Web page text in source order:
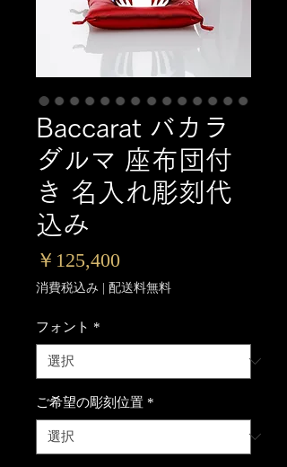
Baccarat バカラ
ダルマ 座布団付
き 名入れ彫刻代
込み
￥125,400価
格
消費税込み | 配送料無料
フォント *
ご希望の彫刻位置 *